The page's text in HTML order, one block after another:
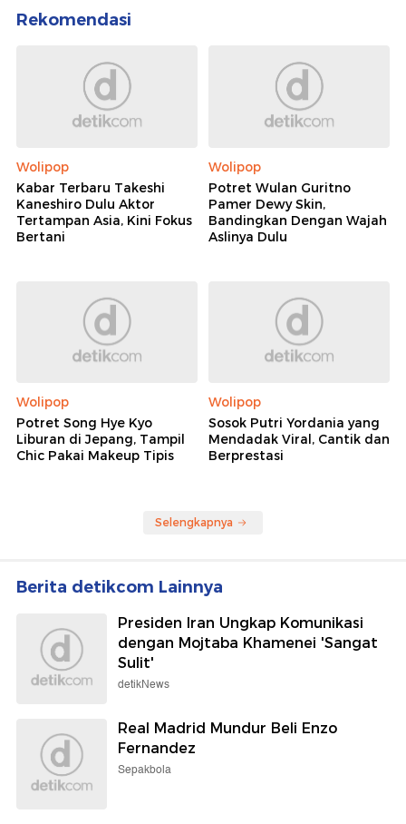
Rekomendasi
Wolipop
Kabar Terbaru Takeshi
Kaneshiro Dulu Aktor
Tertampan Asia, Kini Fokus
Bertani
Wolipop
Potret Wulan Guritno
Pamer Dewy Skin,
Bandingkan Dengan Wajah
Aslinya Dulu
Wolipop
Potret Song Hye Kyo
Liburan di Jepang, Tampil
Chic Pakai Makeup Tipis
Wolipop
Sosok Putri Yordania yang
Mendadak Viral, Cantik dan
Berprestasi
Selengkapnya
Berita detikcom Lainnya
Presiden Iran Ungkap Komunikasi
dengan Mojtaba Khamenei 'Sangat
Sulit'
detikNews
Real Madrid Mundur Beli Enzo
Fernandez
Sepakbola